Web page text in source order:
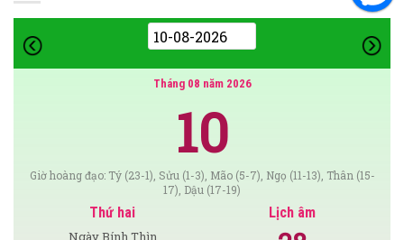
Tháng 08 năm 2026
10
Giờ hoàng đạo: Tý (23-1), Sửu (1-3), Mão (5-7), Ngọ (11-13), Thân (15-
17), Dậu (17-19)
Thứ hai
Ngày Bính Thìn
Lịch âm